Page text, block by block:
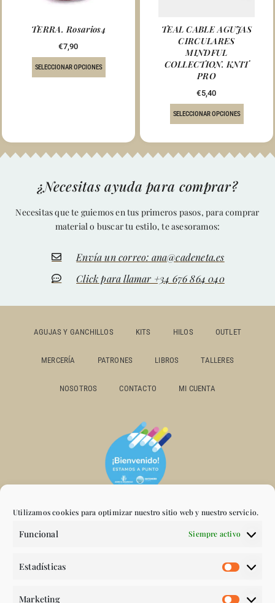
Utilizamos cookies para optimizar nuestro sitio web y nuestro servicio.
Funcional Siempre activo
Estadísticas
Marketing
TERRA. Rosarios4
€7,90
SELECCIONAR OPCIONES
TEAL CABLE AGUJAS
CIRCULARES
MINDFUL
COLLECTION. KNIT
PRO
€5,40
SELECCIONAR OPCIONES
¿Necesitas ayuda para comprar?
Necesitas que te guiemos en tus primeros pasos, para comprar
material o buscar tu estilo, te asesoramos:
Envía un correo: ana@cadeneta.es
Click para llamar +34 676 864 040
AGUJAS Y GANCHILLOS KITS HILOS OUTLET
MERCERÍA PATRONES LIBROS TALLERES
NOSOTROS CONTACTO MI CUENTA